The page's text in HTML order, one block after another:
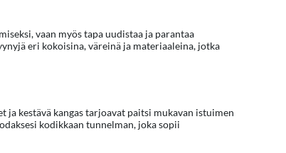
vaan myös tapa uudistaa ja parantaa
eri kokoisina, väreinä ja materiaaleina, jotka
kestävä kangas tarjoavat paitsi mukavan istuimen
kodikkaan tunnelman, joka sopii